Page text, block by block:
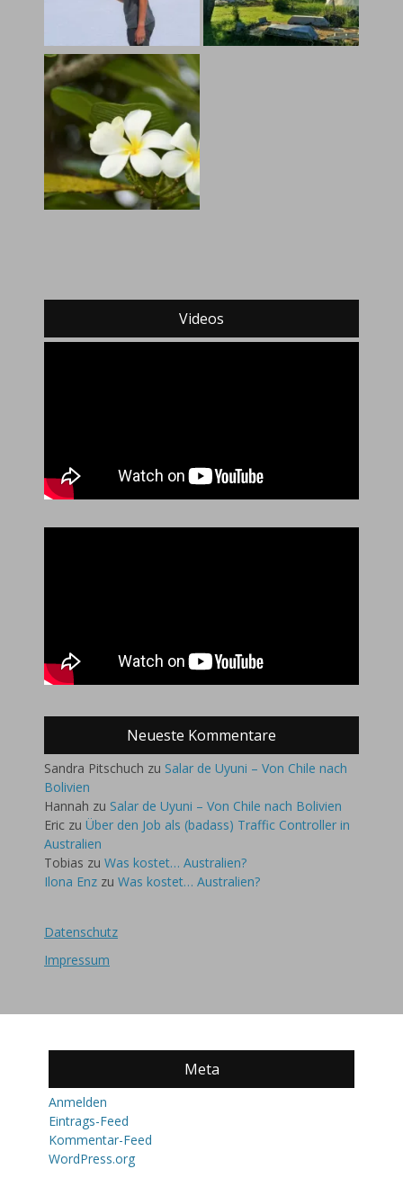
Videos
Neueste Kommentare
Sandra Pitschuch zu Salar de Uyuni – Von Chile nach
Bolivien
Hannah zu Salar de Uyuni – Von Chile nach Bolivien
Eric zu Über den Job als (badass) Traffic Controller in
Australien
Tobias zu Was kostet… Australien?
Ilona Enz zu Was kostet… Australien?
Datenschutz
Impressum
Meta
Anmelden
Eintrags-Feed
Kommentar-Feed
WordPress.org